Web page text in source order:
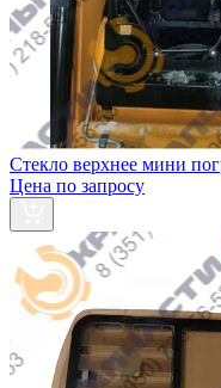
Стекло верхнее мини
Цена по запросу